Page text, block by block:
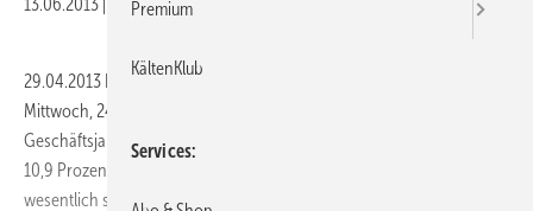
13.06.2013 Veröffentlicht in
29.04.2013 Die Wilo Gruppe hat auf der Bilanzpressekonferenz am
Mittwoch, 24. April 2013, in Düsseldorf die Zahlen für das
Geschäftsjahr 2012 bekanntgegeben. Die Umsatzerlöse stiegen um
10,9 Prozent auf 1187,1 Mio. Euro. „Das Wachstum ist damit sogar
wesentlich stärker ausgefallen als noch vor einem Jahr mit rund
Premium
KältenKlub
Services